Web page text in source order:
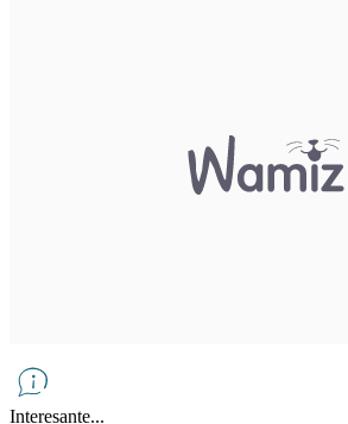
Interesante...